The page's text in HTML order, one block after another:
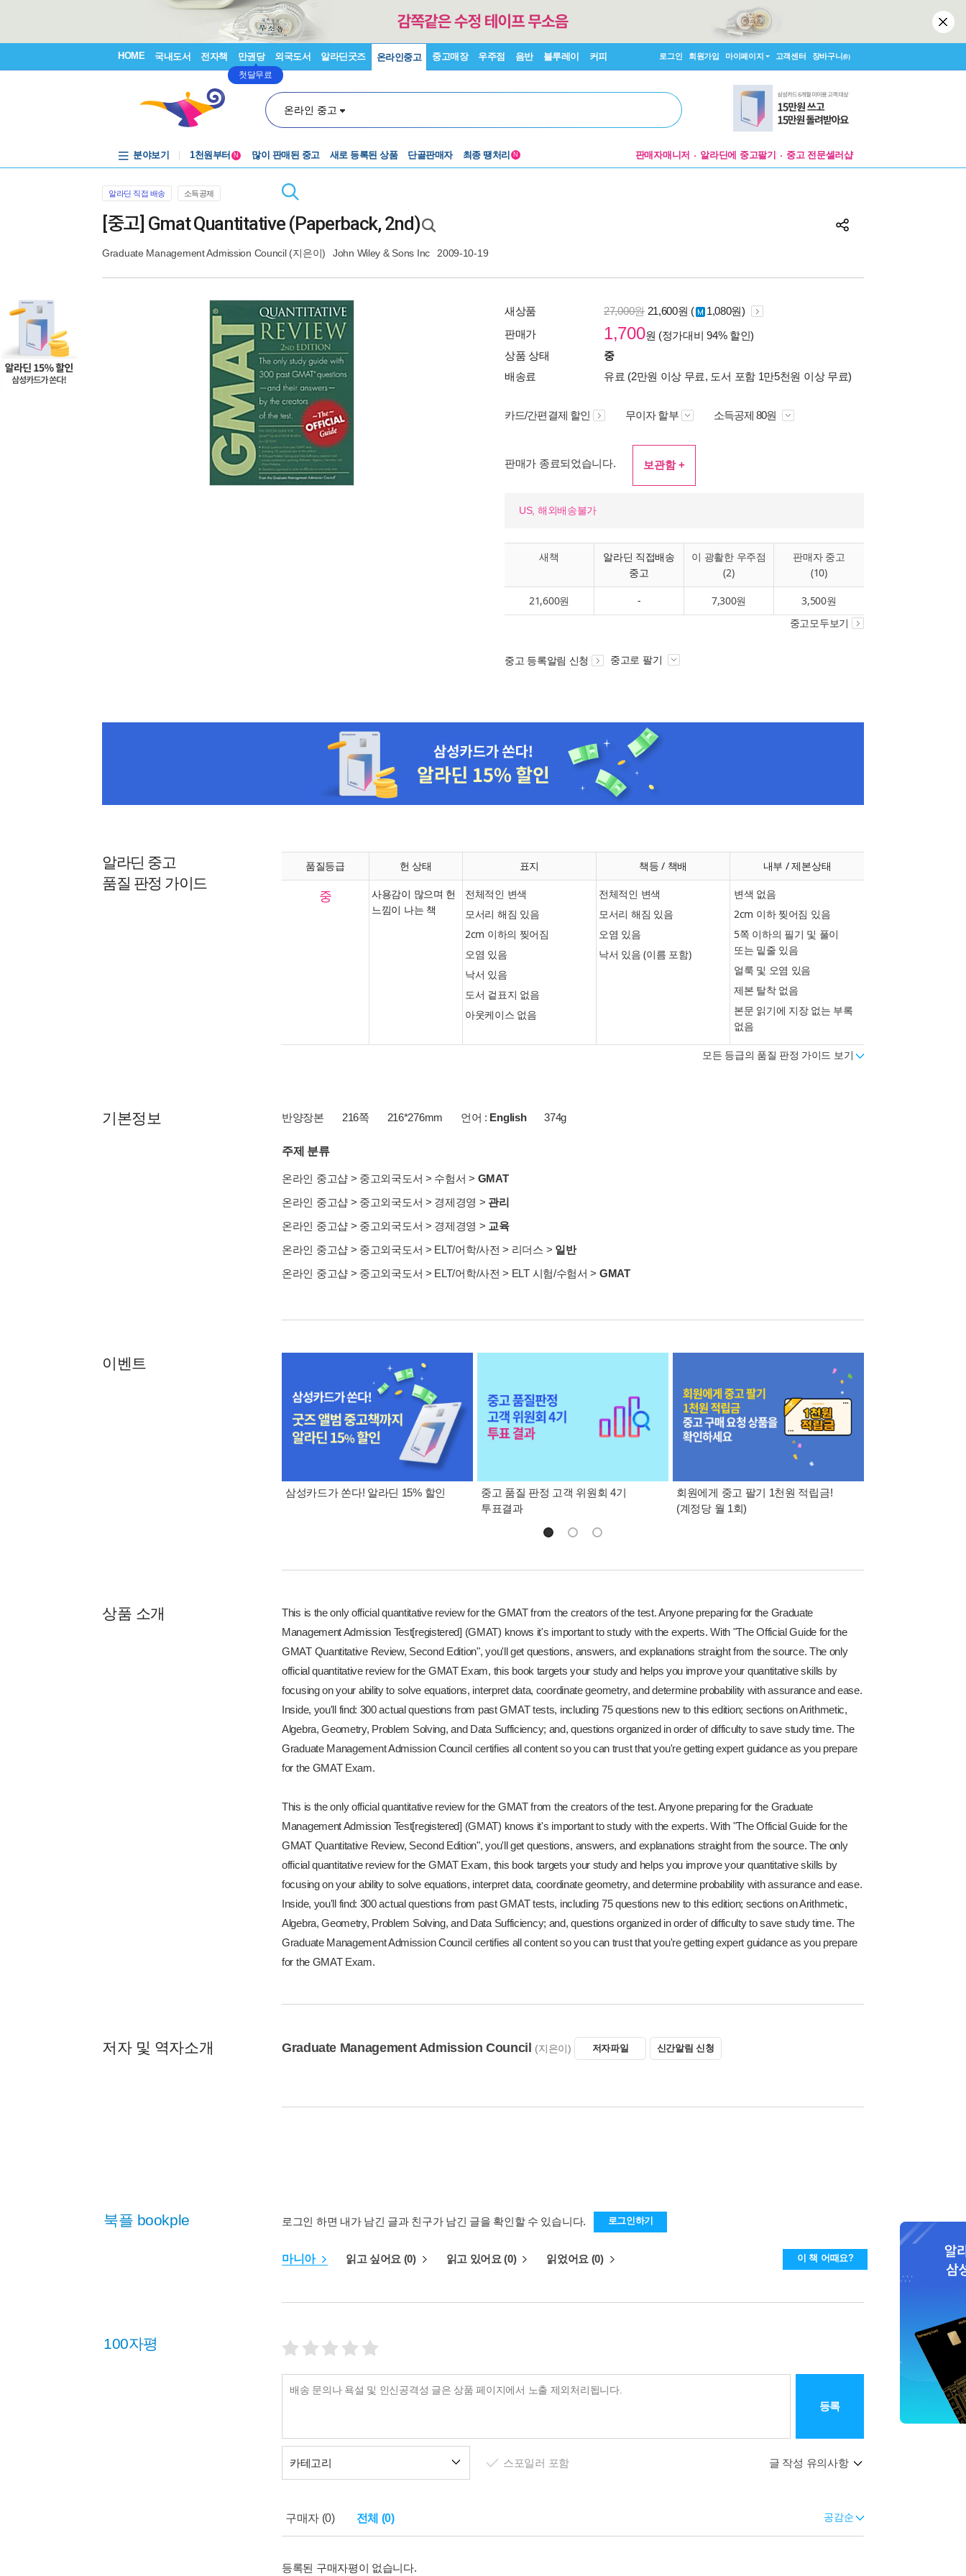
HOME 국내도서 전자책 만권당
첫달무료
외국도서 알라딘굿즈 온라인중고 중고매장 우주점 음반 블루레이 커피 로그인 회원가입 마이페이지 고객센터 장바구니(0)
온라인 중고
분야보기
1천원부터
N 많이 판매된 중고 새로 등록된 상품 단골판매자 최종 땡처리 N 판매자매니저 알라딘에 중고팔기 중고 전문셀러샵
알라딘 직접 배송 소득공제
[중고] Gmat Quantitative (Paperback, 2nd)
Graduate Management Admission Council(지은이) John Wiley & Sons Inc 2009-10-19
새상품 27,000원21,600원 (
1,080원)
판매가
1,700원 (정가대비94%할인)
상품 상태
중
배송료
유료 (2만원 이상 무료, 도서 포함 1만5천원 이상 무료)
카드/간편결제 할인 무이자 할부 소득공제 80원
판매가 종료되었습니다. 보관함 +
US, 해외배송불가
새책
알라딘 직접배송
중고
이 광활한 우주점
(2)
판매자 중고
(10)
21,600원 - 7,300원 3,500원
중고모두보기
중고 등록알림 신청 중고로 팔기
알라딘 중고
품질 판정 가이드
품질등급 헌 상태 표지 책등 / 책배 내부 / 제본상태
중
사용감이 많으며 헌
느낌이 나는 책
전체적인 변색
모서리 해짐 있음
2cm 이하의 찢어짐
오염 있음
낙서 있음
도서 겉표지 없음
아웃케이스 없음
전체적인 변색
모서리 해짐 있음
오염 있음
낙서 있음 (이름 포함)
변색 없음
2cm 이하 찢어짐 있음
5쪽 이하의 필기 및 풀이
또는 밑줄 있음
얼룩 및 오염 있음
제본 탈착 없음
본문 읽기에 지장 없는 부록
없음
모든 등급의 품질 판정 가이드 보기
기본정보 반양장본 216쪽 216*276mm 언어 : English 374g
주제 분류
온라인 중고샵> 중고외국도서 > 수험서 > GMAT
온라인 중고샵> 중고외국도서 > 경제경영 > 관리
온라인 중고샵> 중고외국도서 > 경제경영 > 교육
온라인 중고샵> 중고외국도서 > ELT/어학/사전 > 리더스 > 일반
온라인 중고샵> 중고외국도서 > ELT/어학/사전 > ELT 시험/수험서 > GMAT
이벤트
삼성카드가 쏜다! 알라딘 15% 할인
중고 품질 판정 고객 위원회 4기
투표결과
회원에게 중고 팔기 1천원 적립금!
(계정당 월 1회)
상품 소개
This is the only official quantitative review for the GMAT from the creators of the test. Anyone preparing for the Graduate
Management Admission Test[registered] (GMAT) knows it's important to study with the experts. With "The Official Guide for the
GMAT Quantitative Review, Second Edition", you'll get questions, answers, and explanations straight from the source. The only
official quantitative review for the GMAT Exam, this book targets your study and helps you improve your quantitative skills by
focusing on your ability to solve equations, interpret data, coordinate geometry, and determine probability with assurance and ease.
Inside, you'll find: 300 actual questions from past GMAT tests, including 75 questions new to this edition; sections on Arithmetic,
Algebra, Geometry, Problem Solving, and Data Sufficiency; and, questions organized in order of difficulty to save study time. The
Graduate Management Admission Council certifies all content so you can trust that you're getting expert guidance as you prepare
for the GMAT Exam.
This is the only official quantitative review for the GMAT from the creators of the test. Anyone preparing for the Graduate
Management Admission Test[registered] (GMAT) knows it's important to study with the experts. With "The Official Guide for the
GMAT Quantitative Review, Second Edition", you'll get questions, answers, and explanations straight from the source. The only
official quantitative review for the GMAT Exam, this book targets your study and helps you improve your quantitative skills by
focusing on your ability to solve equations, interpret data, coordinate geometry, and determine probability with assurance and ease.
Inside, you'll find: 300 actual questions from past GMAT tests, including 75 questions new to this edition; sections on Arithmetic,
Algebra, Geometry, Problem Solving, and Data Sufficiency; and, questions organized in order of difficulty to save study time. The
Graduate Management Admission Council certifies all content so you can trust that you're getting expert guidance as you prepare
for the GMAT Exam.
저자 및 역자소개 Graduate Management Admission Council (지은이) 저자파일 신간알림 신청
북플 bookple 로그인 하면 내가 남긴 글과 친구가 남긴 글을 확인할 수 있습니다. 로그인하기
마니아 읽고 싶어요 (0) 읽고 있어요 (0) 읽었어요 (0) 이 책 어때요?
100자평
등록
카테고리 스포일러 포함 글 작성 유의사항
구매자 (0) 전체 (0) 공감순
등록된 구매자평이 없습니다.